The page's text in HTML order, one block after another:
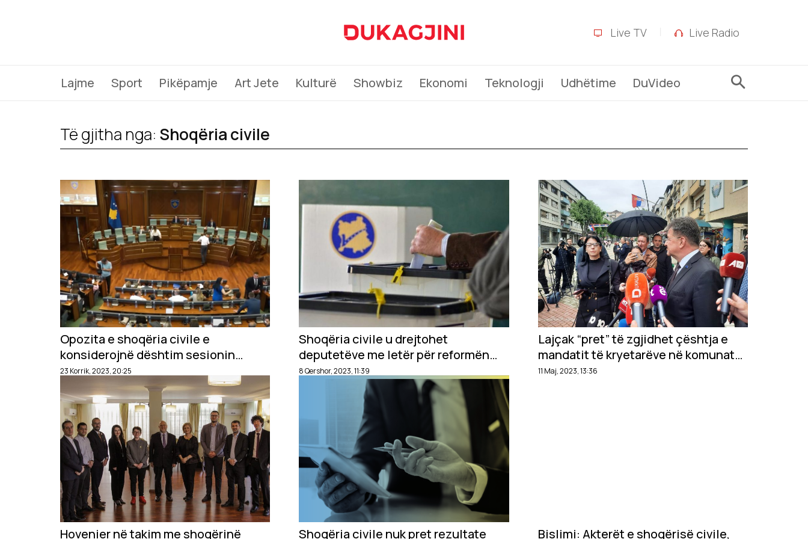
Live TV Live Radio
Lajme Sport Pikëpamje Art Jete Kulturë Showbiz Ekonomi Teknologji Udhëtime DuVideo
Të gjitha nga: Shoqëria civile
Opozita e shoqëria civile e
konsiderojnë dështim sesionin
pranveror të Kuvendit
23 Korrik, 2023, 20:25
Shoqëria civile u drejtohet
deputetëve me letër për reformën
zgjedhore: Cenon integritetin
8 Qershor, 2023, 11:39
Lajçak “pret” të zgjidhet çështja e
mandatit të kryetarëve në komunat
veriore
11 Maj, 2023, 13:36
Hovenier në takim me shoqërinë Shoqëria civile nuk pret rezultate Bislimi: Akterët e shoqërisë civile,